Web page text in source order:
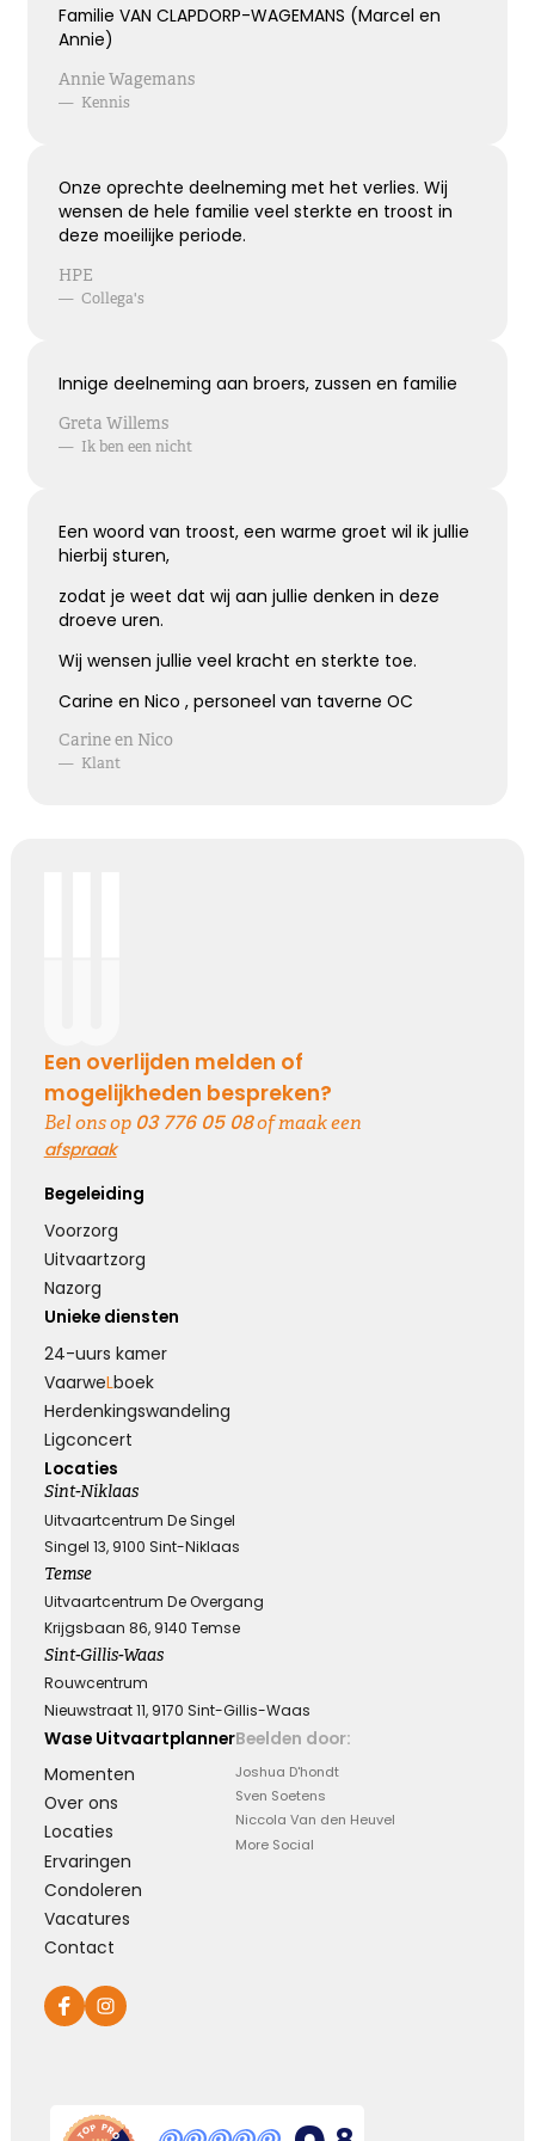
Familie VAN CLAPDORP-WAGEMANS (Marcel en
Annie)
Annie Wagemans
— Kennis
Onze oprechte deelneming met het verlies. Wij
wensen de hele familie veel sterkte en troost in
deze moeilijke periode.
HPE
— Collega's
Innige deelneming aan broers, zussen en familie
Greta Willems
— Ik ben een nicht
Een woord van troost, een warme groet wil ik jullie
hierbij sturen,
zodat je weet dat wij aan jullie denken in deze
droeve uren.
Wij wensen jullie veel kracht en sterkte toe.
Carine en Nico , personeel van taverne OC
Carine en Nico
— Klant
Kies dit gedicht
Je denkt terug aan hoe het was
Met een glimlach en een traan
Onvoorstelbaar
Dat het leven gewoon doorgaat
Veel sterkte gewenst ...
Kies dit gedicht
Hoe verdrietig
Dat diegene die zo dierbaar was
Er niet meer is
Kies dit gedicht
Koester de momenten
Koester de vele mooie momenten die jullie
traan.
Kies dit gedicht
Loslaten zonder spijt
Loslaten is achterom kijken zonder spijt, en
vooruit kijken zonder verwachtingen ...
Kies dit gedicht
Leegte en herinneringen
Een stoel blijft leeg. Een stem blijft zwijgen. Maar
in ons hart zullen de herinneringen voor altijd
Kies dit gedicht
Moeilijk te uiten
wat we kunnen zeggen …
Een overlijden melden of
mogelijkheden bespreken?
Bel ons op 03 776 05 08of maak een
afspraak
Begeleiding
Voorzorg
Uitvaartzorg
Nazorg
Unieke diensten
24-uurs kamer
VaarweLboek
Herdenkings­wandeling
Ligconcert
Locaties
Sint-Niklaas
Uitvaartcentrum De Singel
Singel 13, 9100 Sint-Niklaas
Temse
Uitvaartcentrum De Overgang
Krijgsbaan 86, 9140 Temse
Sint-Gillis-Waas
Rouwcentrum
Nieuwstraat 11, 9170 Sint-Gillis-Waas
Wase Uitvaartplanner
Momenten
Over ons
Locaties
Ervaringen
Condoleren
Vacatures
Contact
Beelden door:
Joshua D'hondt
Sven Soetens
Niccola Van den Heuvel
More Social